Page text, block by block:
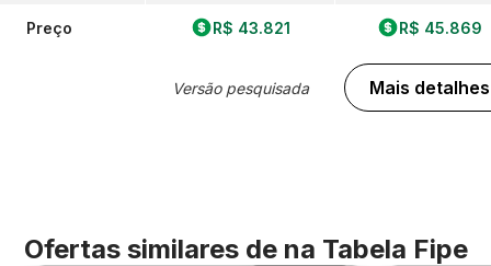
Preço R$ 43.821
Versão pesquisada
R$ 45.869
Mais detalhes
Ofertas similares de na Tabela Fipe
Foto 360º